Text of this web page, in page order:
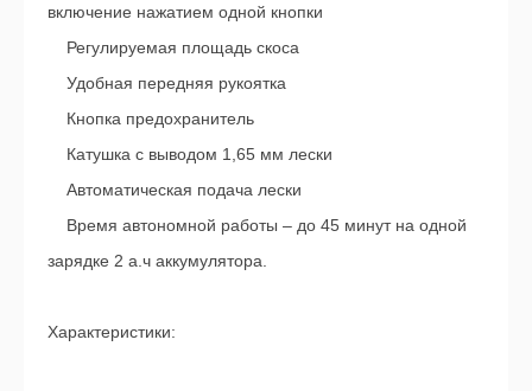
включение нажатием одной кнопки
Регулируемая площадь скоса
Удобная передняя рукоятка
Кнопка предохранитель
Катушка с выводом 1,65 мм лески
Автоматическая подача лески
Время автономной работы – до 45 минут на одной
зарядке 2 а.ч аккумулятора.
Характеристики: